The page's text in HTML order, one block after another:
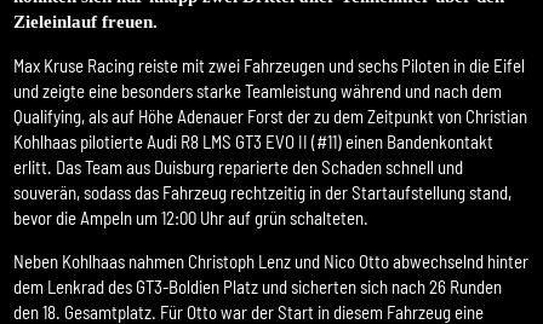
Zieleinlauf freuen.
Max Kruse Racing reiste mit zwei Fahrzeugen und sechs Piloten in die Eifel
und zeigte eine besonders starke Teamleistung während und nach dem
Qualifying, als auf Höhe Adenauer Forst der zu dem Zeitpunkt von Christian
Kohlhaas pilotierte Audi R8 LMS GT3 EVO II (#11) einen Bandenkontakt
erlitt. Das Team aus Duisburg reparierte den Schaden schnell und
souverän, sodass das Fahrzeug rechtzeitig in der Startaufstellung stand,
bevor die Ampeln um 12:00 Uhr auf grün schalteten.
Neben Kohlhaas nahmen Christoph Lenz und Nico Otto abwechselnd hinter
dem Lenkrad des GT3-Boldien Platz und sicherten sich nach 26 Runden
den 18. Gesamtplatz. Für Otto war der Start in diesem Fahrzeug eine